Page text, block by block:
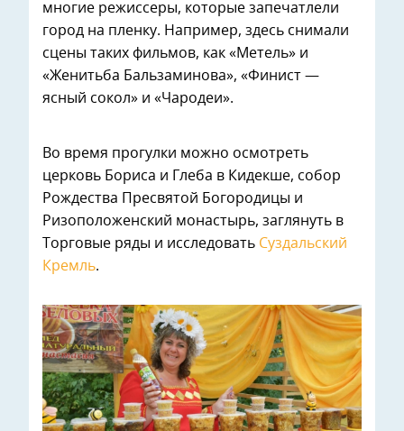
многие режиссеры, которые запечатлели
город на пленку. Например, здесь снимали
сцены таких фильмов, как «Метель» и
«Женитьба Бальзаминова», «Финист —
ясный сокол» и «Чародеи».
Во время прогулки можно осмотреть
церковь Бориса и Глеба в Кидекше, собор
Рождества Пресвятой Богородицы и
Ризоположенский монастырь, заглянуть в
Торговые ряды и исследовать Суздальский
Кремль.